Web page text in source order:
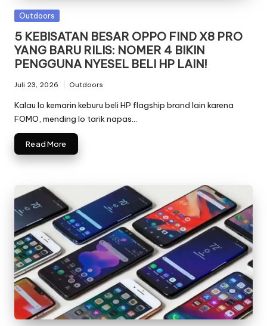
Posted
Outdoors
5 KEBISATAN BESAR OPPO FIND X8 PRO
YANG BARU RILIS: NOMER 4 BIKIN
PENGGUNA NYESEL BELI HP LAIN!
Juli 23, 2026
Posted
in
Outdoors
Kalau lo kemarin keburu beli HP flagship brand lain karena
FOMO, mending lo tarik napas…
Read More